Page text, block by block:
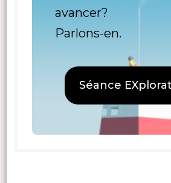
avancer?
Parlons-en.
Séance